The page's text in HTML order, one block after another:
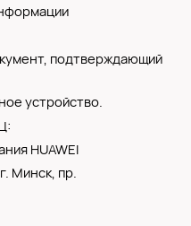
подтверждающий
устройство.
HUAWEI
Минск, пр.